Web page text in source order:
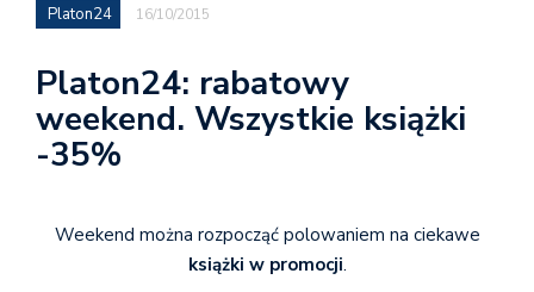
Platon24 16/10/2015
Platon24: rabatowy
weekend. Wszystkie książki
-35%
Weekend można rozpocząć polowaniem na ciekawe
książki w promocji.